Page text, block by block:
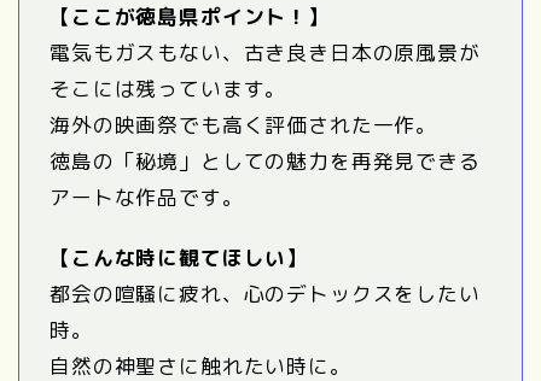
【ここが徳島県ポイント！】
電気もガスもない、古き良き日本の原風景が
そこには残っています。
海外の映画祭でも高く評価された一作。
徳島の「秘境」としての魅力を再発見できる
アートな作品です。
【こんな時に観てほしい】
都会の喧騒に疲れ、心のデトックスをしたい
時。
自然の神聖さに触れたい時に。